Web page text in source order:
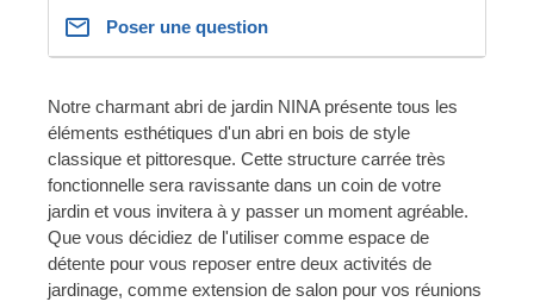
Poser une question
Notre charmant abri de jardin NINA présente tous les
éléments esthétiques d'un abri en bois de style
classique et pittoresque. Cette structure carrée très
fonctionnelle sera ravissante dans un coin de votre
jardin et vous invitera à y passer un moment agréable.
Que vous décidiez de l'utiliser comme espace de
détente pour vous reposer entre deux activités de
jardinage, comme extension de salon pour vos réunions